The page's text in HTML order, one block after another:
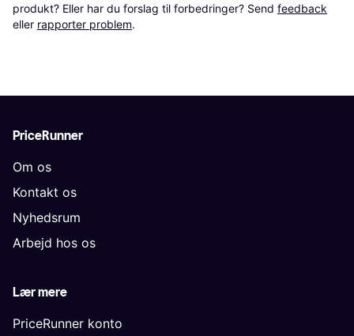
produkt? Eller har du forslag til forbedringer? Send feedback
eller rapporter problem.
PriceRunner
Om os
Kontakt os
Nyhedsrum
Arbejd hos os
Lær mere
PriceRunner konto